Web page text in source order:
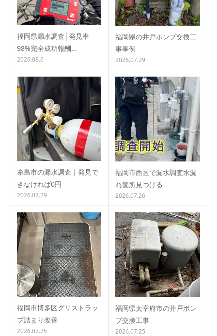
福岡県漏水調査│発見率
98%完全成功報酬…
2026.08.6
福岡県の井戸ポンプ交換工
事事例
2026.07.29
糸島市の漏水調査｜発見で
きなければ0円
2026.07.29
福岡市西区で漏水調査水漏
れ箇所見つける
2026.07.26
福岡市博多区グリストラッ
プ詰まり改善
2026.07.25
福岡県太宰府市の井戸ポン
プ交換工事
2026.07.25